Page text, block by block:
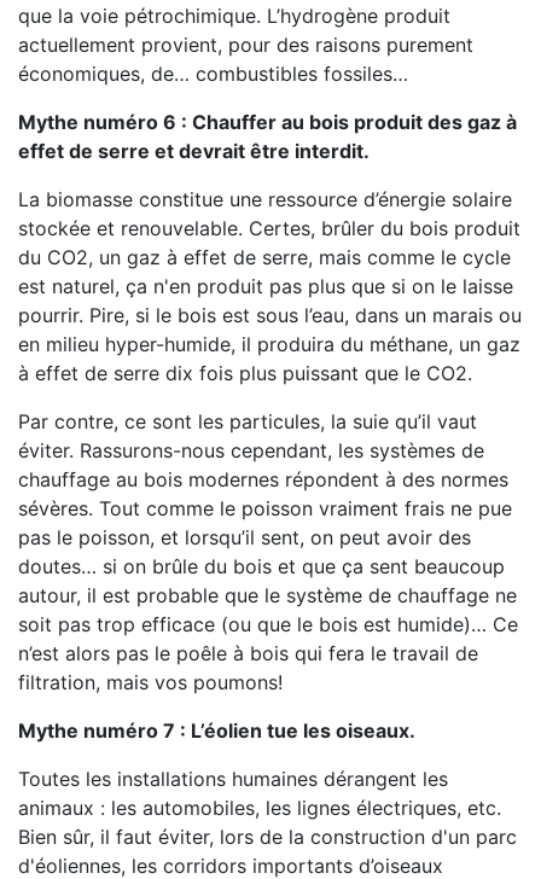
que la voie pétrochimique. L’hydrogène produit
actuellement provient, pour des raisons purement
économiques, de… combustibles fossiles…
Mythe numéro 6 : Chauffer au bois produit des gaz à
effet de serre et devrait être interdit.
La biomasse constitue une ressource d’énergie solaire
stockée et renouvelable. Certes, brûler du bois produit
du CO2, un gaz à effet de serre, mais comme le cycle
est naturel, ça n'en produit pas plus que si on le laisse
pourrir. Pire, si le bois est sous l’eau, dans un marais ou
en milieu hyper-humide, il produira du méthane, un gaz
à effet de serre dix fois plus puissant que le CO2.
Par contre, ce sont les particules, la suie qu’il vaut
éviter. Rassurons-nous cependant, les systèmes de
chauffage au bois modernes répondent à des normes
sévères. Tout comme le poisson vraiment frais ne pue
pas le poisson, et lorsqu’il sent, on peut avoir des
doutes… si on brûle du bois et que ça sent beaucoup
autour, il est probable que le système de chauffage ne
soit pas trop efficace (ou que le bois est humide)… Ce
n’est alors pas le poêle à bois qui fera le travail de
filtration, mais vos poumons!
Mythe numéro 7 : L’éolien tue les oiseaux.
Toutes les installations humaines dérangent les
animaux : les automobiles, les lignes électriques, etc.
Bien sûr, il faut éviter, lors de la construction d'un parc
d'éoliennes, les corridors importants d’oiseaux